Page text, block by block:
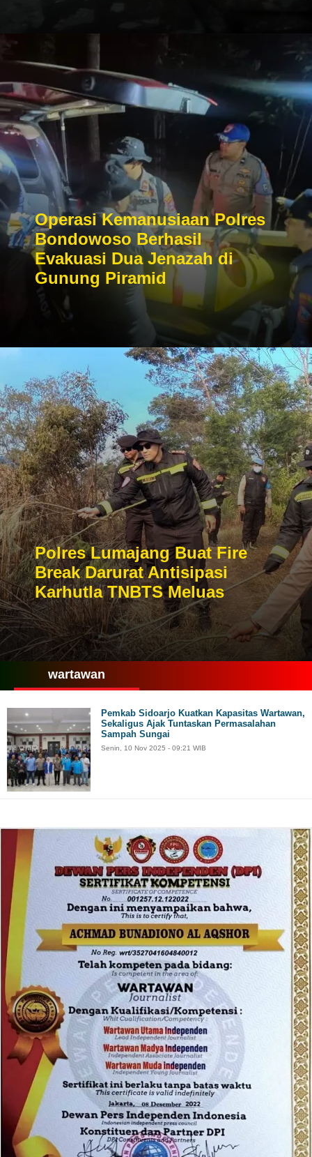
Operasi Kemanusiaan Polres
Bondowoso Berhasil
Evakuasi Dua Jenazah di
Gunung Piramid
Polres Lumajang Buat Fire
Break Darurat Antisipasi
Karhutla TNBTS Meluas
wartawan
Pemkab Sidoarjo Kuatkan Kapasitas Wartawan,
Sekaligus Ajak Tuntaskan Permasalahan
Sampah Sungai
Senin, 10 Nov 2025 - 09:21 WIB